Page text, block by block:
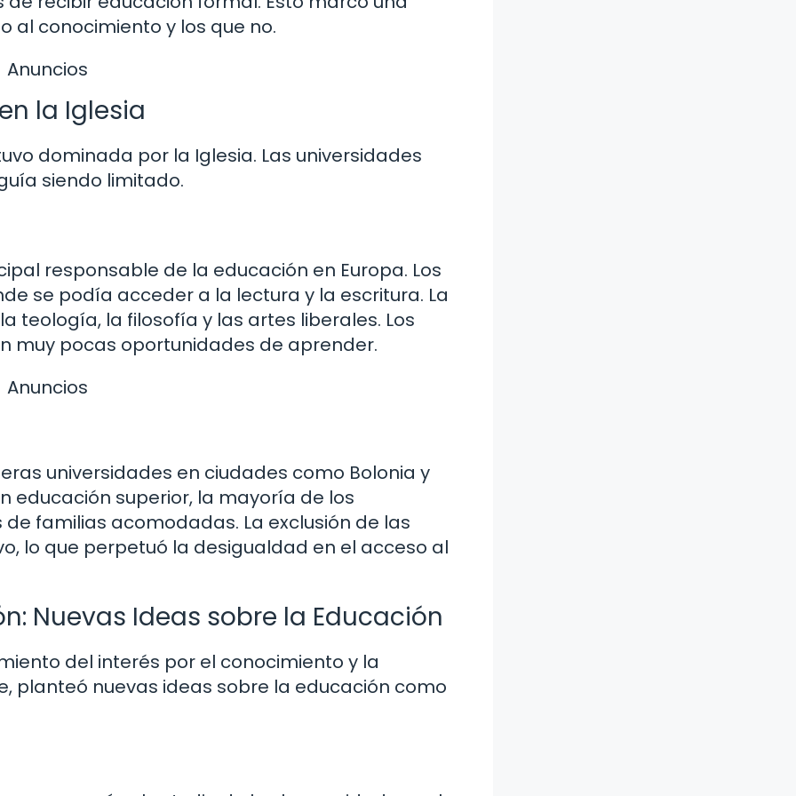
al conocimiento y los que no.
Anuncios
la Iglesia
dominada por la Iglesia. Las universidades
siendo limitado.
responsable de la educación en Europa. Los
se podía acceder a la lectura y la escritura. La
teología, la filosofía y las artes liberales. Los
muy pocas oportunidades de aprender.
Anuncios
universidades en ciudades como Bolonia y
educación superior, la mayoría de los
familias acomodadas. La exclusión de las
lo que perpetuó la desigualdad en el acceso al
Nuevas Ideas sobre la Educación
del interés por el conocimiento y la
planteó nuevas ideas sobre la educación como